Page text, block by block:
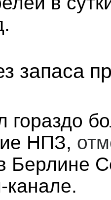
запаса
гораздо
НПЗ,
Берлине
канале.